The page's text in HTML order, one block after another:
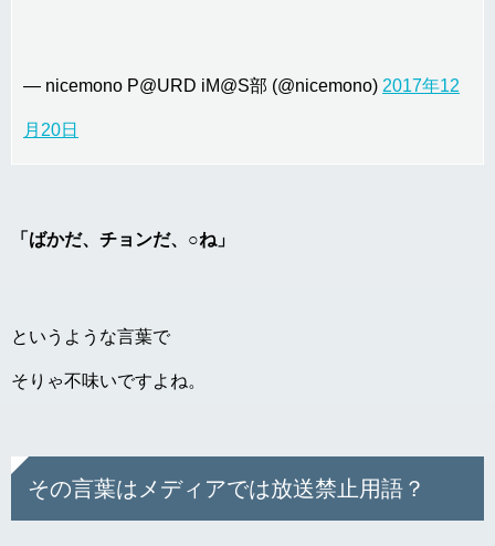
— nicemono P@URD iM@S部 (@nicemono) 2017年12
月20日
「ばかだ、チョンだ、○ね」
というような言葉で
そりゃ不味いですよね。
その言葉はメディアでは放送禁止用語？